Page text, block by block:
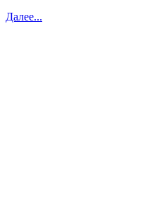
Далее...